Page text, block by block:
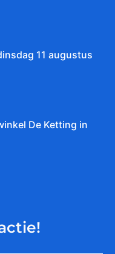
11 augustus
De Ketting in